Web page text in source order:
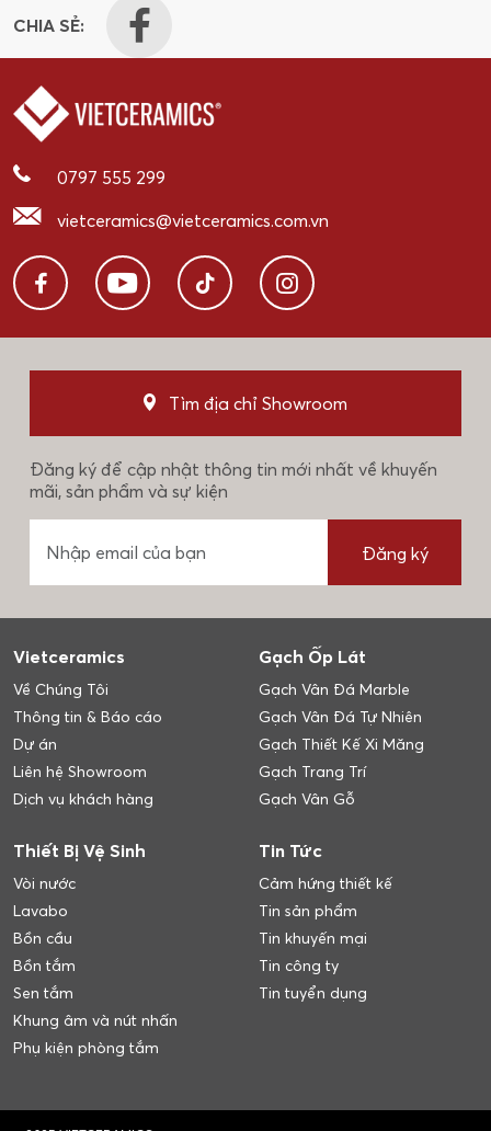
CHIA SẺ:
0797 555 299
vietceramics@vietceramics.com.vn
Tìm địa chỉ Showroom
Đăng ký để cập nhật thông tin mới nhất về khuyến
mãi, sản phẩm và sự kiện
Đăng ký
Vietceramics
Về Chúng Tôi
Thông tin & Báo cáo
Dự án
Liên hệ Showroom
Dịch vụ khách hàng
Gạch Ốp Lát
Gạch Vân Đá Marble
Gạch Vân Đá Tự Nhiên
Gạch Thiết Kế Xi Măng
Gạch Trang Trí
Gạch Vân Gỗ
Thiết Bị Vệ Sinh
Vòi nước
Lavabo
Bồn cầu
Bồn tắm
Sen tắm
Khung âm và nút nhấn
Phụ kiện phòng tắm
Tin Tức
Cảm hứng thiết kế
Tin sản phẩm
Tin khuyến mại
Tin công ty
Tin tuyển dụng